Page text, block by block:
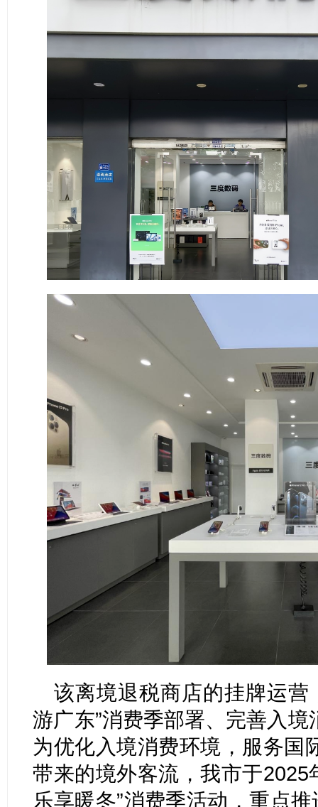
该离境退税商店的挂牌运营
游广东”消费季部署、完善入
为优化入境消费环境，服务国
带来的境外客流，我市于2025
乐享暖冬”消费季活动，重点